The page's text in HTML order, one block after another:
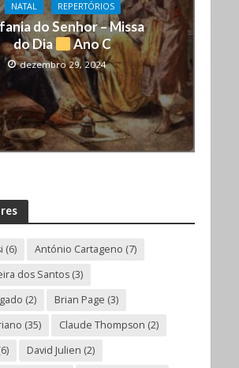
NATAL REPERTÓRIOS
do Senhor – Missa
do Dia
Ano C
dezembro 29, 2024
(6) António Cartageno (7)
dos Santos(3)
(2) Brian Page (3)
(35) Claude Thompson (2)
David Julien (2)